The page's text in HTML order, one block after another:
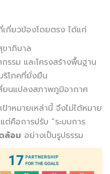
กี่ยวข้องโดยตรง ได้แก่
ขาภิบาล
รรม และโครงสร้างพื้นฐาน
ริโภคที่ยั่งยืน
ยนแปลงสภาพภูมิอากาศ
าหมายเหล่านี้ จึงไม่ได้หมาย
ต่คือการปรับ “ระบบการ
ล้อม อย่างเป็นรูปธรรม